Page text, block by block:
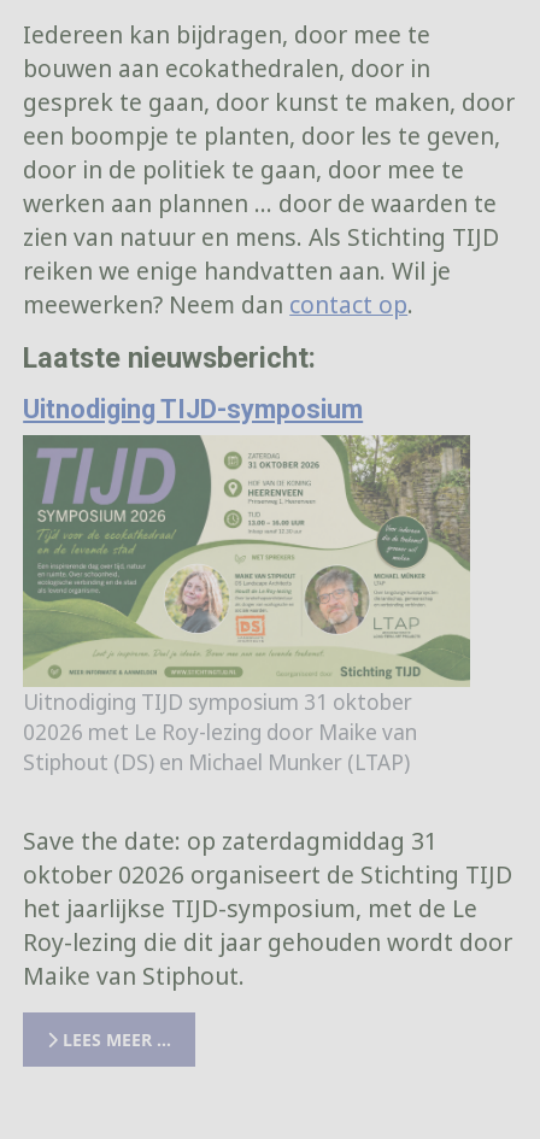
Iedereen kan bijdragen, door mee te
bouwen aan ecokathedralen, door in
gesprek te gaan, door kunst te maken, door
een boompje te planten, door les te geven,
door in de politiek te gaan, door mee te
werken aan plannen … door de waarden te
zien van natuur en mens. Als Stichting TIJD
reiken we enige handvatten aan. Wil je
meewerken? Neem dan contact op.
Laatste nieuwsbericht:
Uitnodiging TIJD-symposium
Uitnodiging TIJD symposium 31 oktober
02026 met Le Roy-lezing door Maike van
Stiphout (DS) en Michael Munker (LTAP)
Save the date: op zaterdagmiddag 31
oktober 02026 organiseert de Stichting TIJD
het jaarlijkse TIJD-symposium, met de Le
Roy-lezing die dit jaar gehouden wordt door
Maike van Stiphout.
LEES MEER …